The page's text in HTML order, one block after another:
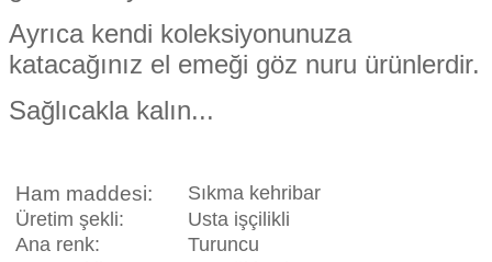
Ayrıca kendi koleksiyonunuza
katacağınız el emeği göz nuru ürünlerdir.
Sağlıcakla kalın...
Ham maddesi:
Sıkma kehribar
Üretim şekli:
Usta işçilikli
Ana renk:
Turuncu